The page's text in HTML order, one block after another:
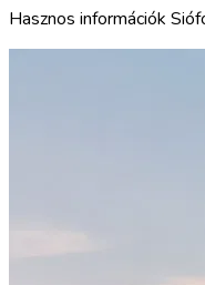
Hasznos információk